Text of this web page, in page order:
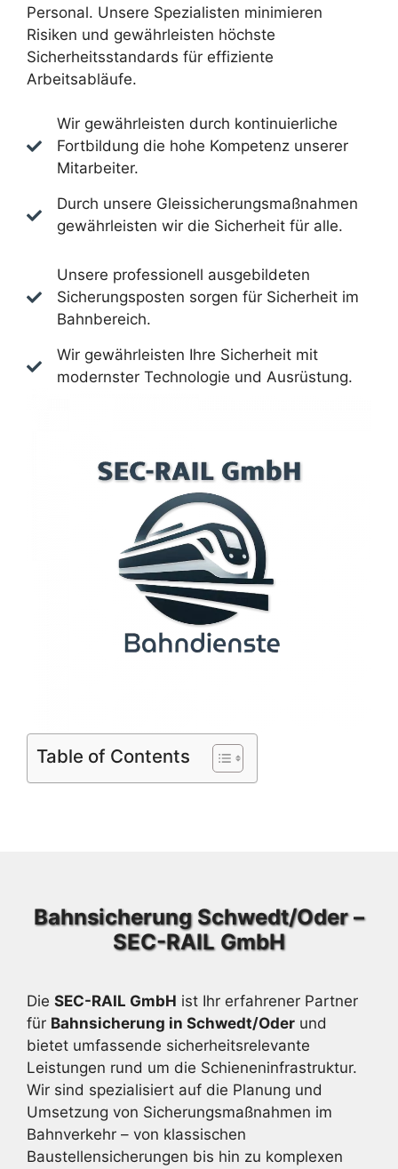
Personal. Unsere Spezialisten minimieren
Risiken und gewährleisten höchste
Sicherheitsstandards für effiziente
Arbeitsabläufe.
Wir gewährleisten durch kontinuierliche
Fortbildung die hohe Kompetenz unserer
Mitarbeiter.
Durch unsere Gleissicherungsmaßnahmen
gewährleisten wir die Sicherheit für alle.
Unsere professionell ausgebildeten
Sicherungsposten sorgen für Sicherheit im
Bahnbereich.
Wir gewährleisten Ihre Sicherheit mit
modernster Technologie und Ausrüstung.
Table of Contents
Bahnsicherung Schwedt/Oder –
SEC-RAIL GmbH
Die SEC-RAIL GmbH ist Ihr erfahrener Partner
für Bahnsicherung in Schwedt/Oder und
bietet umfassende sicherheitsrelevante
Leistungen rund um die Schieneninfrastruktur.
Wir sind spezialisiert auf die Planung und
Umsetzung von Sicherungsmaßnahmen im
Bahnverkehr – von klassischen
Baustellensicherungen bis hin zu komplexen